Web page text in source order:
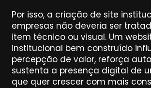
Por isso, a criação de site
empresas não deveria ser
item técnico ou visual. Um
institucional bem construído
percepção de valor, reforça
sustenta a presença digital de
que quer crescer com mais